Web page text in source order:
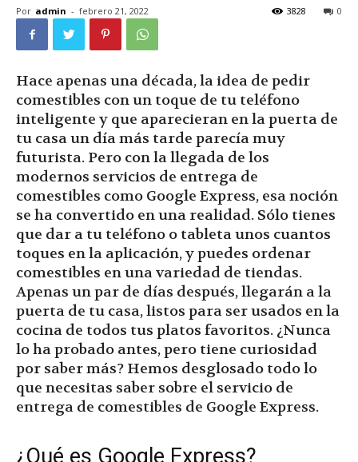
Por admin - febrero 21, 2022 0
3828
Hace apenas una década, la idea de pedir
comestibles con un toque de tu teléfono
inteligente y que aparecieran en la puerta de
tu casa un día más tarde parecía muy
futurista. Pero con la llegada de los
modernos servicios de entrega de
comestibles como Google Express, esa noción
se ha convertido en una realidad. Sólo tienes
que dar a tu teléfono o tableta unos cuantos
toques en la aplicación, y puedes ordenar
comestibles en una variedad de tiendas.
Apenas un par de días después, llegarán a la
puerta de tu casa, listos para ser usados en la
cocina de todos tus platos favoritos. ¿Nunca
lo ha probado antes, pero tiene curiosidad
por saber más? Hemos desglosado todo lo
que necesitas saber sobre el servicio de
entrega de comestibles de Google Express.
¿Qué es Google Express?